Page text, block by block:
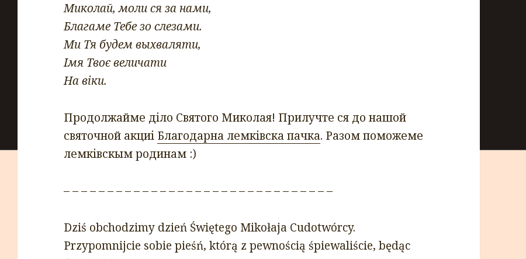
Миколай, моли ся за нами,
Благаме Тебе зо слезами.
Ми Тя будем выхваляти,
Імя Твоє величати
На віки.
Продолжайме діло Святого Миколая! Прилучте ся до нашой
святочной акциі Благодарна лемківска пачка. Разом поможеме
лемківскым родинам :)
– – – – – – – – – – – – – – – – – – – – – – – – – – – – – – –
Dziś obchodzimy dzień Świętego Mikołaja Cudotwórcy.
Przypomnijcie sobie pieśń, którą z pewnością śpiewaliście, będąc